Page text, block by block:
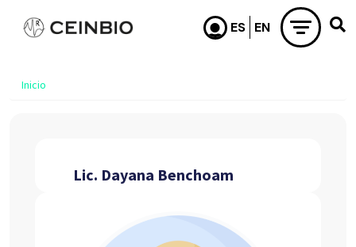
Pasar al contenido principal
Inicio
Lic. Dayana Benchoam